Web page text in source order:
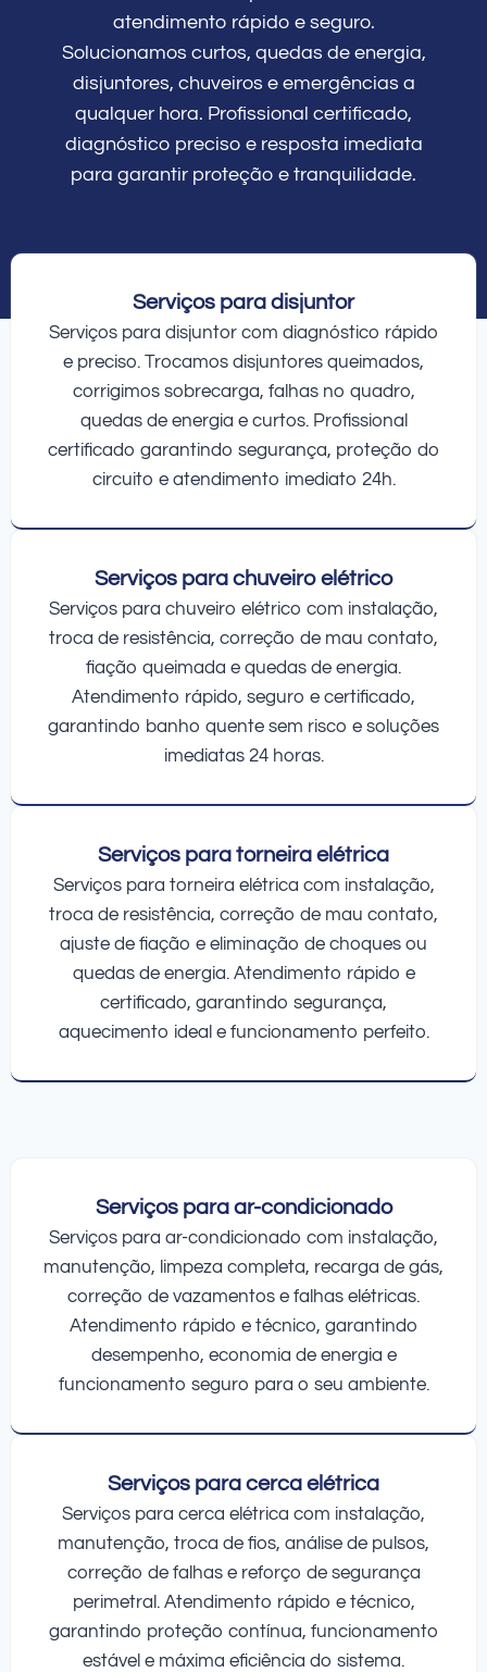
atendimento rápido e seguro.
Solucionamos curtos, quedas de energia,
disjuntores, chuveiros e emergências a
qualquer hora. Profissional certificado,
diagnóstico preciso e resposta imediata
para garantir proteção e tranquilidade.
Serviços para disjuntor
Serviços para disjuntor com diagnóstico rápido
e preciso. Trocamos disjuntores queimados,
corrigimos sobrecarga, falhas no quadro,
quedas de energia e curtos. Profissional
certificado garantindo segurança, proteção do
circuito e atendimento imediato 24h.
Serviços para chuveiro elétrico
Serviços para chuveiro elétrico com instalação,
troca de resistência, correção de mau contato,
fiação queimada e quedas de energia.
Atendimento rápido, seguro e certificado,
garantindo banho quente sem risco e soluções
imediatas 24 horas.
Serviços para torneira elétrica
Serviços para torneira elétrica com instalação,
troca de resistência, correção de mau contato,
ajuste de fiação e eliminação de choques ou
quedas de energia. Atendimento rápido e
certificado, garantindo segurança,
aquecimento ideal e funcionamento perfeito.
Serviços para ar-condicionado
Serviços para ar-condicionado com instalação,
manutenção, limpeza completa, recarga de gás,
correção de vazamentos e falhas elétricas.
Atendimento rápido e técnico, garantindo
desempenho, economia de energia e
funcionamento seguro para o seu ambiente.
Serviços para cerca elétrica
Serviços para cerca elétrica com instalação,
manutenção, troca de fios, análise de pulsos,
correção de falhas e reforço de segurança
perimetral. Atendimento rápido e técnico,
garantindo proteção contínua, funcionamento
estável e máxima eficiência do sistema.